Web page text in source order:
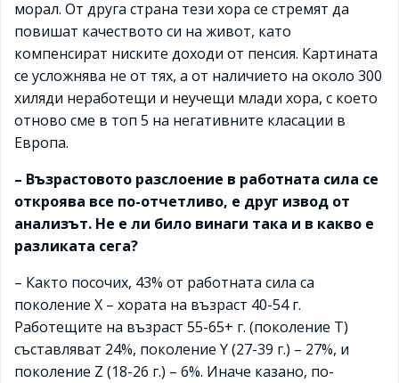
морал. От друга страна тези хора се стремят да
повишат качеството си на живот, като
компенсират ниските доходи от пенсия. Картината
се усложнява не от тях, а от наличието на около 300
хиляди неработещи и неучещи млади хора, с което
отново сме в топ 5 на негативните класации в
Европа.
– Възрастовото разслоение в работната сила се
откроява все по-отчетливо, е друг извод от
анализът. Не е ли било винаги така и в какво е
разликата сега?
– Както посочих, 43% от работната сила са
поколение Х – хората на възраст 40-54 г.
Работещите на възраст 55-65+ г. (поколение Т)
съставляват 24%, поколение Y (27-39 г.) – 27%, и
поколение Z (18-26 г.) – 6%. Иначе казано, по-